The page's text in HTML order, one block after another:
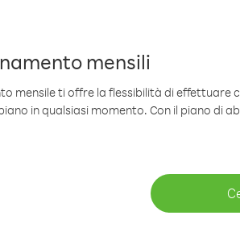
mensili
mensile ti offre la flessibilità di effettuare
in qualsiasi momento. Con il piano di